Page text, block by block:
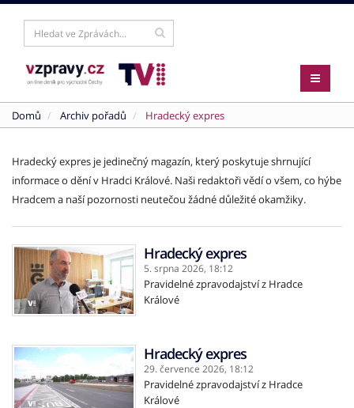
Domů Archiv pořadů Hradecký expres
Hradecký expres je jedinečný magazín, který poskytuje shrnující
informace o dění v Hradci Králové. Naši redaktoři vědí o všem, co hýbe
Hradcem a naší pozornosti neutečou žádné důležité okamžiky.
Hradecký expres
5. srpna 2026, 18:12
Pravidelné zpravodajství z Hradce
Králové
Hradecký expres
29. července 2026, 18:12
Pravidelné zpravodajství z Hradce
Králové